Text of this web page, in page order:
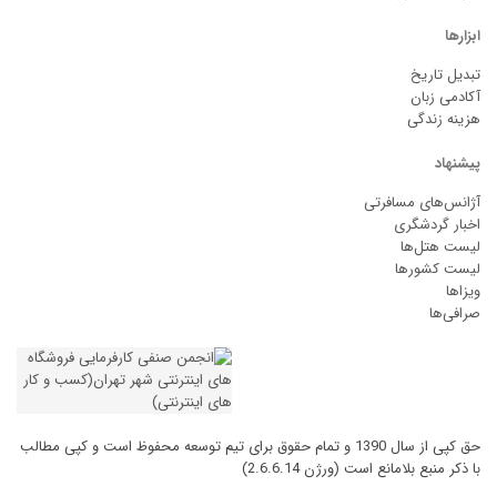
ابزارها
تبدیل تاریخ
آکادمی زبان
هزینه زندگی
پیشنهاد
آژانس‌های مسافرتی
اخبار گردشگری
لیست هتل‌ها
لیست کشورها
ویزاها
صرافی‌ها
حق کپی از سال 1390 و تمام حقوق برای تیم توسعه محفوظ است و کپی مطالب
با ذکر منبع بلامانع است (ورژن 2.6.6.14)